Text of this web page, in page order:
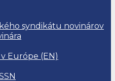
syndikátu novinárov
Európe (EN)